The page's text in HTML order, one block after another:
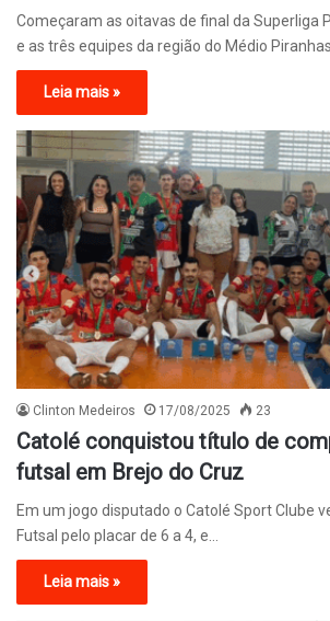
Começaram as oitavas de final da Superliga
e as três equipes da região do Médio
Leia mais »
Clinton Medeiros 17/08/2025 23
Catolé conquistou título de
futsal em Brejo do Cruz
Em um jogo disputado o Catolé Sport Clube
Futsal pelo placar de 6 a 4, e…
Leia mais »